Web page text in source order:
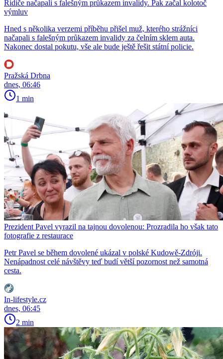
Řidiče načapali s falešným průkazem invalidy. Pak začal kolotoč
výmluv
Hned s několika verzemi příběhu přišel muž, kterého strážníci
načapali s falešným průkazem invalidy za čelním sklem auta.
Nakonec dostal pokutu, vše ale bude ještě řešit státní policie.
Pražská Drbna
dnes, 06:46
1 min
Prezident Pavel vyrazil na tajnou dovolenou: Prozradila ho však tato
fotografie z restaurace
Petr Pavel se během dovolené ukázal v polské Kudowě-Zdróji.
Nenápadnost celé návštěvy teď budí větší pozornost než samotná
cesta.
In-lifestyle.cz
dnes, 06:45
2 min